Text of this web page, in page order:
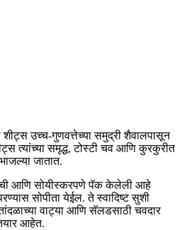
शीट्स उच्च-गुणवत्तेच्या समुद्री शैवालपासून
त्यांच्या समृद्ध, टोस्टी चव आणि कुरकुरीत
जातात.
आणि सोयीस्करपणे पॅक केलेली आहे
सोपीता येईल. ते स्वादिष्ट सुशी
वाट्या आणि सॅलडसाठी चवदार
आहेत.